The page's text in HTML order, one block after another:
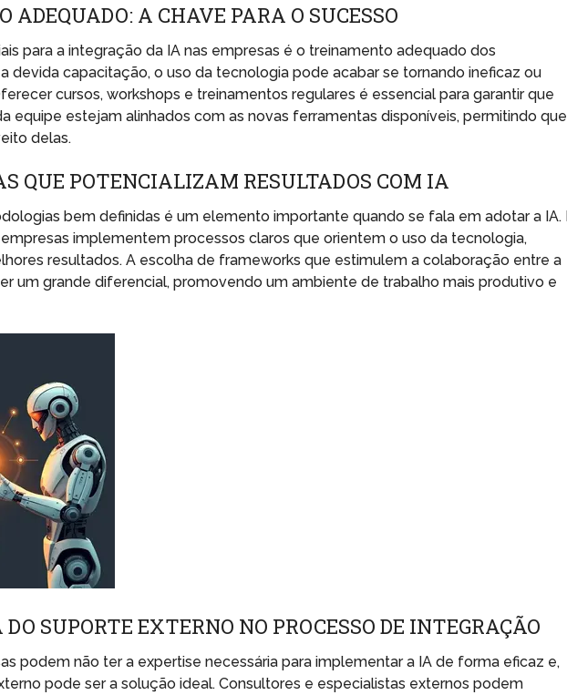
ADEQUADO: A CHAVE PARA O SUCESSO
para a integração da IA nas empresas é o treinamento adequado dos
devida capacitação, o uso da tecnologia pode acabar se tornando ineficaz ou
cursos, workshops e treinamentos regulares é essencial para garantir que
equipe estejam alinhados com as novas ferramentas disponíveis, permitindo que
delas.
QUE POTENCIALIZAM RESULTADOS COM IA
bem definidas é um elemento importante quando se fala em adotar a IA.
implementem processos claros que orientem o uso da tecnologia,
resultados. A escolha de frameworks que estimulem a colaboração entre a
um grande diferencial, promovendo um ambiente de trabalho mais produtivo e
SUPORTE EXTERNO NO PROCESSO DE INTEGRAÇÃO
podem não ter a expertise necessária para implementar a IA de forma eficaz e,
pode ser a solução ideal. Consultores e especialistas externos podem